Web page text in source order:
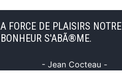
A FORCE DE PLAISIRS NOTRE
BONHEUR S'ABÃ®ME.
- Jean Cocteau -